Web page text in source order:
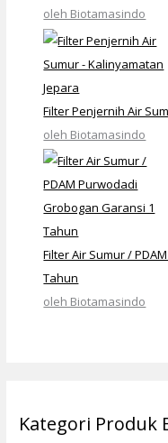
oleh Biotamasindo
Filter Penjernih Air
oleh Biotamasindo
Filter Air Sumur /
Tahun
oleh Biotamasindo
Kategori Produk